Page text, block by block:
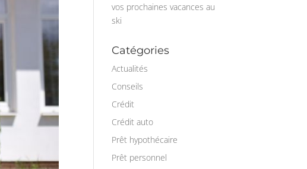
vos prochaines vacances au
ski
Catégories
Actualités
Conseils
Crédit
Crédit auto
Prêt hypothécaire
Prêt personnel